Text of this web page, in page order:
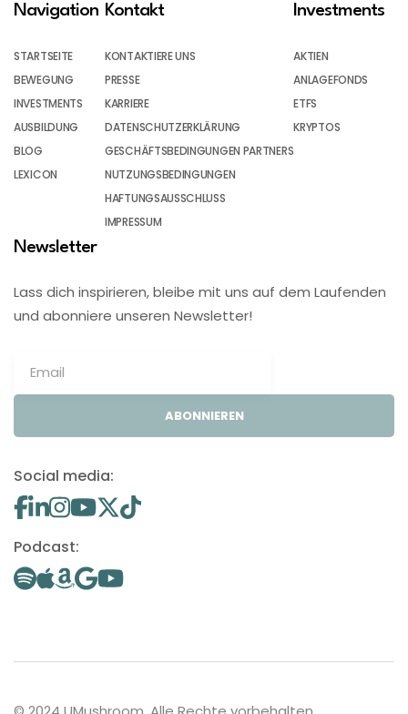
Navigation
STARTSEITE
BEWEGUNG
INVESTMENTS
AUSBILDUNG
BLOG
LEXICON
Kontakt
KONTAKTIERE UNS
PRESSE
KARRIERE
DATENSCHUTZERKLÄRUNG
GESCHÄFTSBEDINGUNGEN PARTNERS
NUTZUNGSBEDINGUNGEN
HAFTUNGSAUSSCHLUSS
IMPRESSUM
Investments
AKTIEN
ANLAGEFONDS
ETFS
KRYPTOS
Newsletter
Lass dich inspirieren, bleibe mit uns auf dem Laufenden
und abonniere unseren Newsletter!
ABONNIEREN
Social media:
Podcast: